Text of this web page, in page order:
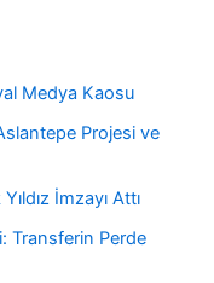
Medya Kaosu
Projesi ve
İmzayı Attı
Transferin Perde